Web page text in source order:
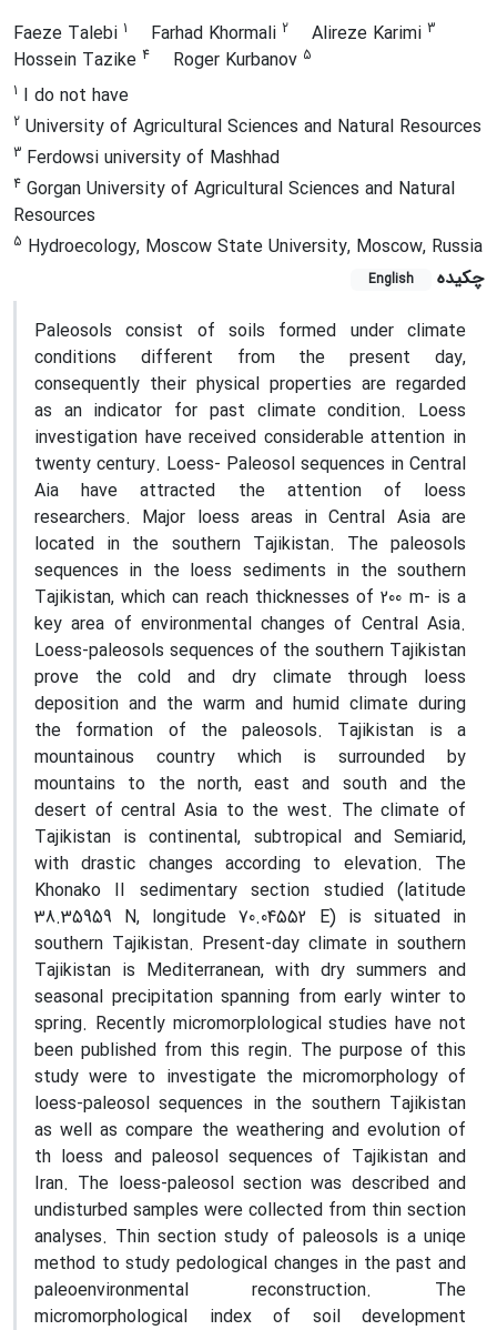
Faeze Talebi 1 Farhad Khormali 2 Alireze Karimi 3
Hossein Tazike 4 Roger Kurbanov 5
1 I do not have
2 University of Agricultural Sciences and Natural Resources
3 Ferdowsi university of Mashhad
4 Gorgan University of Agricultural Sciences and Natural
Resources
5 Hydroecology, Moscow State University, Moscow, Russia
چکیده
English
Paleosols consist of soils formed under climate
conditions different from the present day,
consequently their physical properties are regarded
as an indicator for past climate condition. Loess
investigation have received considerable attention in
twenty century. Loess- Paleosol sequences in Central
Aia have attracted the attention of loess
researchers. Major loess areas in Central Asia are
located in the southern Tajikistan. The paleosols
sequences in the loess sediments in the southern
Tajikistan, which can reach thicknesses of 200 m- is a
key area of environmental changes of Central Asia.
Loess-paleosols sequences of the southern Tajikistan
prove the cold and dry climate through loess
deposition and the warm and humid climate during
the formation of the paleosols. Tajikistan is a
mountainous country which is surrounded by
mountains to the north, east and south and the
desert of central Asia to the west. The climate of
Tajikistan is continental, subtropical and Semiarid,
with drastic changes according to elevation. The
Khonako II sedimentary section studied (latitude
38.35959 N, longitude 70.04552 E) is situated in
southern Tajikistan. Present-day climate in southern
Tajikistan is Mediterranean, with dry summers and
seasonal precipitation spanning from early winter to
spring. Recently micromorplological studies have not
been published from this regin. The purpose of this
study were to investigate the micromorphology of
loess-paleosol sequences in the southern Tajikistan
as well as compare the weathering and evolution of
th loess and paleosol sequences of Tajikistan and
Iran. The loess-paleosol section was described and
undisturbed samples were collected from thin section
analyses. Thin section study of paleosols is a uniqe
method to study pedological changes in the past and
paleoenvironmental reconstruction. The
micromorphological index of soil development